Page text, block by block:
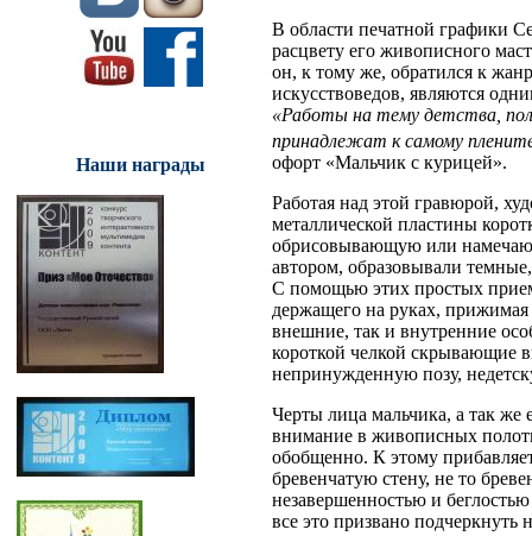
Наши награды
В области печатной графики
расцвету его живописного
он, к тому же, обратился к
искусствоведов, являются
«Работы на тему детства,
принадлежат к самому
офорт «Мальчик с курицей».
Работая над этой гравюрой,
металлической пластины
обрисовывающую или
автором, образовывали
С помощью этих простых
держащего на руках, прижимая
внешние, так и внутренние
короткой челкой скрывающие
непринужденную позу,
Черты лица мальчика, а так
внимание в живописных
обобщенно. К этому
бревенчатую стену, не то
незавершенностью и
все это призвано